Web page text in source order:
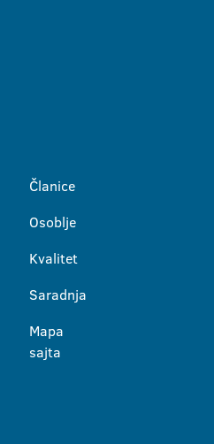
Članice
Osoblje
Kvalitet
Saradnja
Mapa
sajta